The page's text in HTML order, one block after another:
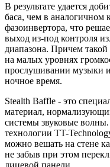
В результате удается
баса, чем в аналогичном
фазоинвертора, что
выход из-под контроля
диапазона. Причем такой
на малых уровнях
прослушивании музыки
ночное время.
Stealth Baffle - это
материал,
системы звуковые
технологии TT-
можно вешать на стене
не забыв при этом
лицевой панели.